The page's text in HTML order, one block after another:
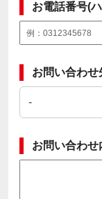
お電話番号(
お問い合わせ
お問い合わせ